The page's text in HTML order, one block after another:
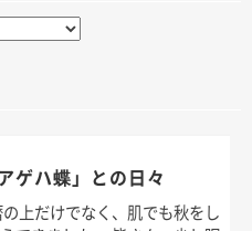
ゲハ蝶」との日々
上だけでなく、肌でも秋をし